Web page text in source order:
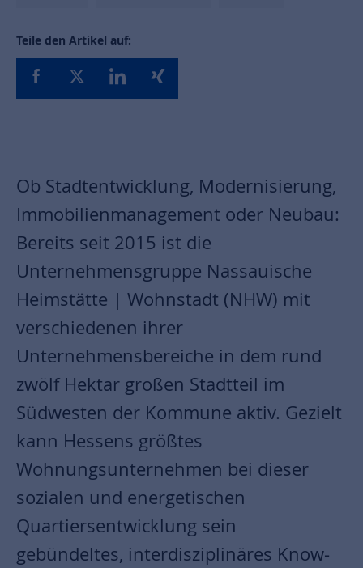
Teile den Artikel auf:
Ob Stadtentwicklung, Modernisierung,
Immobilienmanagement oder Neubau:
Bereits seit 2015 ist die
Unternehmensgruppe Nassauische
Heimstätte | Wohnstadt (NHW) mit
verschiedenen ihrer
Unternehmensbereiche in dem rund
zwölf Hektar großen Stadtteil im
Südwesten der Kommune aktiv. Gezielt
kann Hessens größtes
Wohnungsunternehmen bei dieser
sozialen und energetischen
Quartiersentwicklung sein
gebündeltes, interdisziplinäres Know-